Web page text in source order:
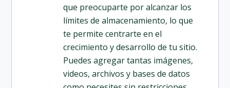
que preocuparte por alcanzar los
límites de almacenamiento, lo que
te permite centrarte en el
crecimiento y desarrollo de tu sitio.
Puedes agregar tantas imágenes,
videos, archivos y bases de datos